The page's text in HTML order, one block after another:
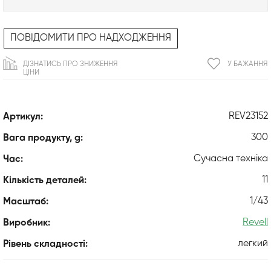
Артикул: REV23152
Вага продукту, g: 300
Час: Сучасна техніка
Кількість деталей: 11
Масштаб: 1/43
Виробник: Revell
Рівень складності: легкий
ПОВІДОМИТИ ПРО НАДХОДЖЕННЯ
У БАЖАННЯ
ДІЗНАТИСЬ ПРО ЗНИЖЕННЯ
ЦІНИ